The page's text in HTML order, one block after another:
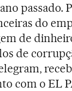
passado.
do
de
de
com o EL